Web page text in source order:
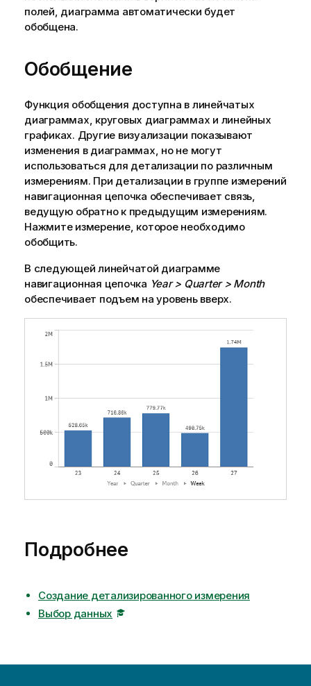
полей, диаграмма автоматически будет
обобщена.
Обобщение
Функция обобщения доступна в линейчатых
диаграммах, круговых диаграммах и линейных
графиках. Другие визуализации показывают
изменения в диаграммах, но не могут
использоваться для детализации по различным
измерениям. При детализации в группе измерений
навигационная цепочка обеспечивает связь,
ведущую обратно к предыдущим измерениям.
Нажмите измерение, которое необходимо
обобщить.
В следующей линейчатой диаграмме
навигационная цепочка Year > Quarter > Month
обеспечивает подъем на уровень вверх.
Подробнее
Создание детализированного измерения
Выбор данных